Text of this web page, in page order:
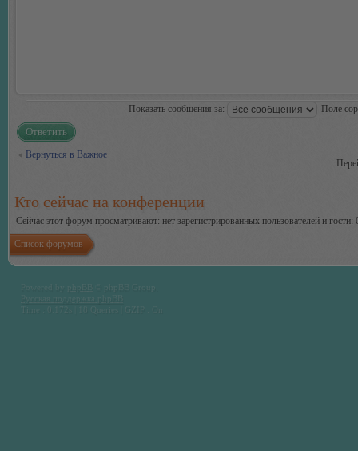
Показать сообщения за: Поле
Ответить
Вернуться в Важное
Кто сейчас на конференции
Сейчас этот форум просматривают: нет зарегистрированных пользователей и гости:
Список форумов
Time : 0.172s | 18 Queries | GZIP : On